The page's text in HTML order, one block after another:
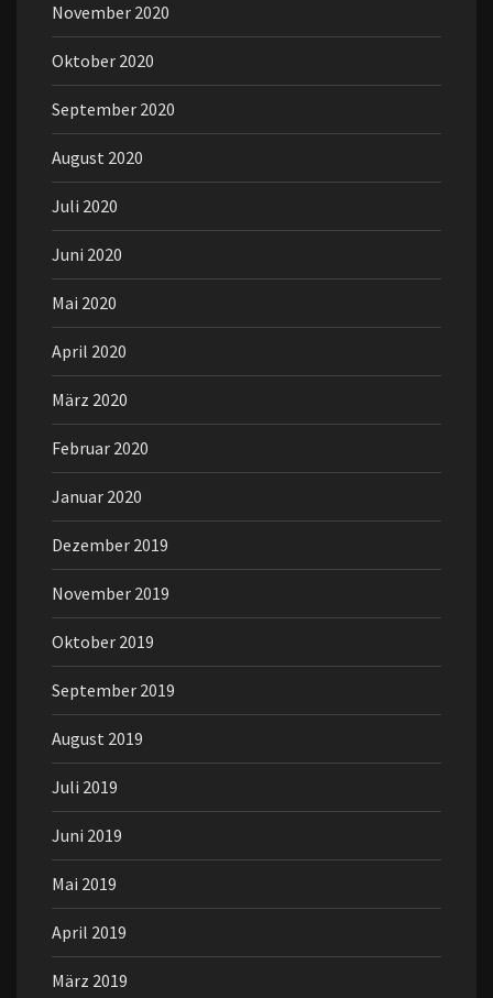
November 2020
Oktober 2020
September 2020
August 2020
Juli 2020
Juni 2020
Mai 2020
April 2020
März 2020
Februar 2020
Januar 2020
Dezember 2019
November 2019
Oktober 2019
September 2019
August 2019
Juli 2019
Juni 2019
Mai 2019
April 2019
März 2019